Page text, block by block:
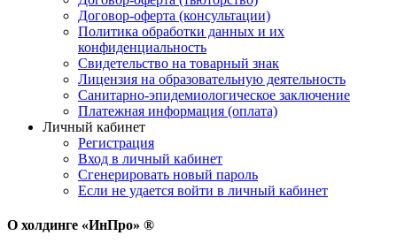
Договор-оферта (консультации)
Политика обработки данных и их
конфиденциальность
Свидетельство на товарный знак
Лицензия на образовательную деятельность
Санитарно-эпидемиологическое заключение
Платежная информация (оплата)
Личный кабинет
Регистрация
Вход в личный кабинет
Сгенерировать новый пароль
Если не удается войти в личный кабинет
О холдинге «ИнПро» ®